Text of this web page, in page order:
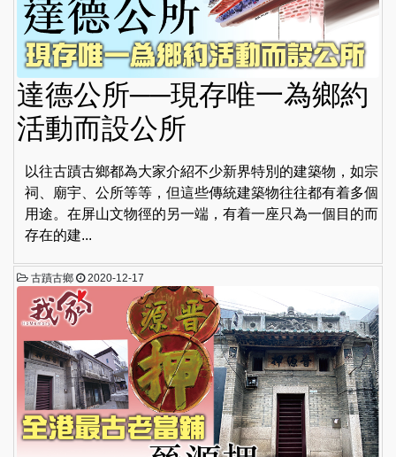
達德公所──現存唯一為鄉約
活動而設公所
以往古蹟古鄉都為大家介紹不少新界特別的建築物，如宗
祠、廟宇、公所等等，但這些傳統建築物往往都有着多個
用途。在屏山文物徑的另一端，有着一座只為一個目的而
存在的建...
古蹟古鄉 2020-12-17